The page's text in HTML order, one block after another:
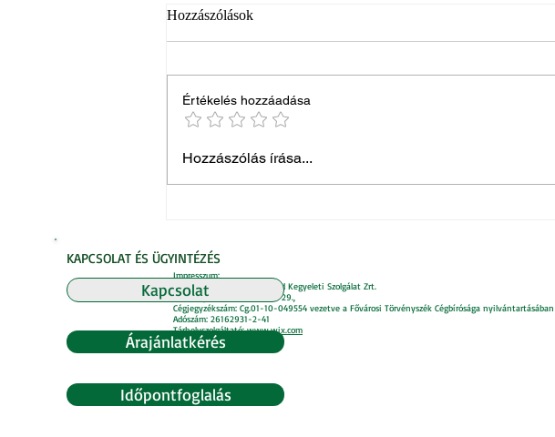
Ismerje meg kollégánkat,
Hozzászólások
Értékelés hozzáadása
Hozzászólás írása...
KAPCSOLAT ÉS ÜGYINTÉZÉS
Kapcsolat
Árajánlatkérés
Időpontfoglalás
Impresszum:
Honlap üzemeltetője: Télizöld Kegyeleti Szolgálat Zrt.
Székhely: 1024 Bp. Retek u. 29.,
Cégjegyzékszám: Cg.01-10-049554 vezetve a Fővárosi Törvényszék Cégbírósága nyilvántartásában
Adószám: 26162931-2-41
Tárhelyszolgáltató: www.wix.com
Adatvédelmi szabályzat.